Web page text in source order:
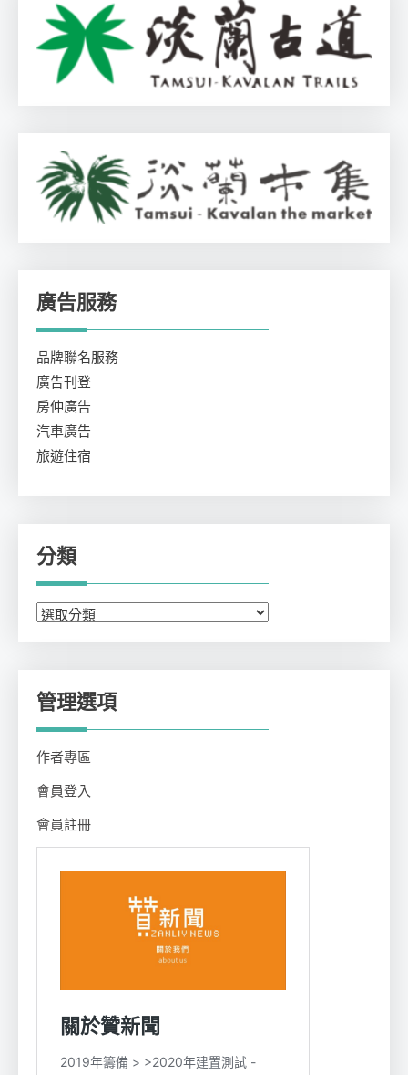
廣告服務
品牌聯名服務
廣告刊登
房仲廣告
汽車廣告
旅遊住宿
分類
分
管理選項
作者專區
會員登入
會員註冊